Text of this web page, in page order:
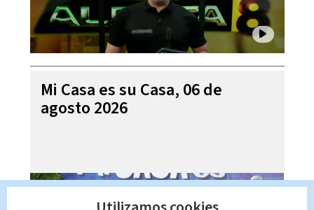
Mi Casa es su Casa, 06 de
agosto 2026